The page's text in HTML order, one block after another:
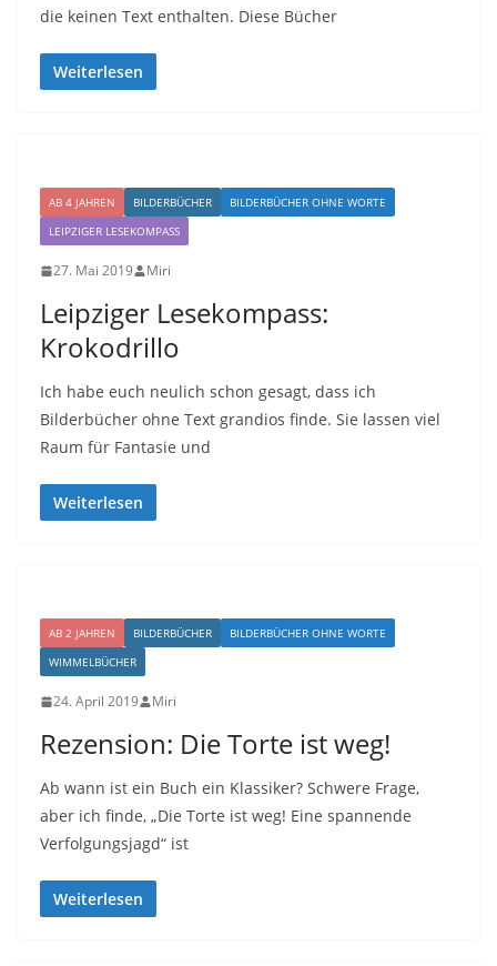
die keinen Text enthalten. Diese Bücher
Weiterlesen
AB 4 JAHREN BILDERBÜCHER
BILDERBÜCHER OHNE WORTE
LEIPZIGER LESEKOMPASS
27. Mai 2019 Miri
Leipziger Lesekompass:
Krokodrillo
Ich habe euch neulich schon gesagt, dass ich
Bilderbücher ohne Text grandios finde. Sie lassen viel
Raum für Fantasie und
Weiterlesen
AB 2 JAHREN BILDERBÜCHER
BILDERBÜCHER OHNE WORTE
WIMMELBÜCHER
24. April 2019 Miri
Rezension: Die Torte ist weg!
Ab wann ist ein Buch ein Klassiker? Schwere Frage,
aber ich finde, „Die Torte ist weg! Eine spannende
Verfolgungsjagd“ ist
Weiterlesen